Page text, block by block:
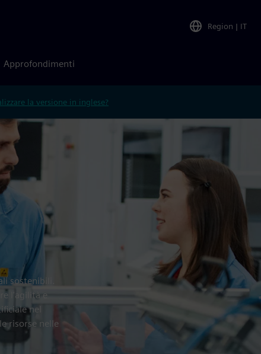
Region | IT
Approfondimenti
la versione in inglese?
sostenibili.
l'agilità e
nel
risorse nelle